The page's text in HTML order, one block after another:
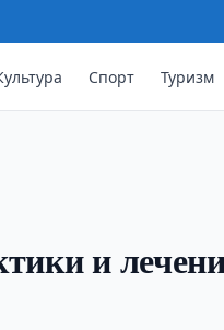
Спорт Туризм
и